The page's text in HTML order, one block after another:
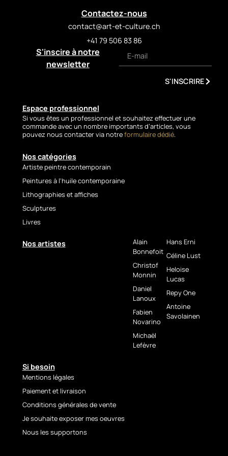
breite Spachtelbewegungen
angedeutet, scheinen im
bewegten Wasser
aufzutauchen und wieder zu
verschwinden, getragen von
tiefen Blautönen, die von
Die reich strukturierte
Bildoberfläche vermittelt ein
starkes Gefühl von Tiefe und
Wasseroberfläche. Jeder
Fisch erscheint wie ein
Lichtreflex, der von einer
unsichtbaren Strömung
Zwischen kontrollierter
Abstraktion und figurativer
Andeutung positioniert sich
Les poissonsals
ausdrucksstarkes und
zugleich beruhigendes
zeitgenössisches
Meereskunstwerk. Ideal, um
einem modernen Interieur
LIEFERUNG &
GARANTIEN
Contactez-nous
contact@art-et-culture.ch
+41 79 506 83 86
S'inscire à notre
newsletter
S'INSCRIRE
Nos catégories
Artiste peintre contemporain
Peintures à l'huile contemporaine
Lithographies et affiches
Sculptures
Livres
Nos artistes
Alain
Bonnefoit
Christof
Monnin
Daniel
Lanoux
Fabien
Novarino
Michaël
Lefèvre
Hans Erni
Céline Lust
Heloise
Lucas
Repy One
Antoine
Savolainen
Si besoin
Mentions légales
Paiement et livraison
Conditions générales de vente
Je souhaite exposer mes oeuvres
Nous les supportons
Espace professionnel
Si vous êtes un professionnel et souhaitez effectuer une
commande avec un nombre importants d’articles, vous
pouvez nous contacter via notreformulaire dédié.